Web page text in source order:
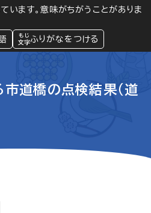
います。意味がちがうことがありま
ふりがなをつける
閲覧支援
緊急情報
道橋の点検結果（道